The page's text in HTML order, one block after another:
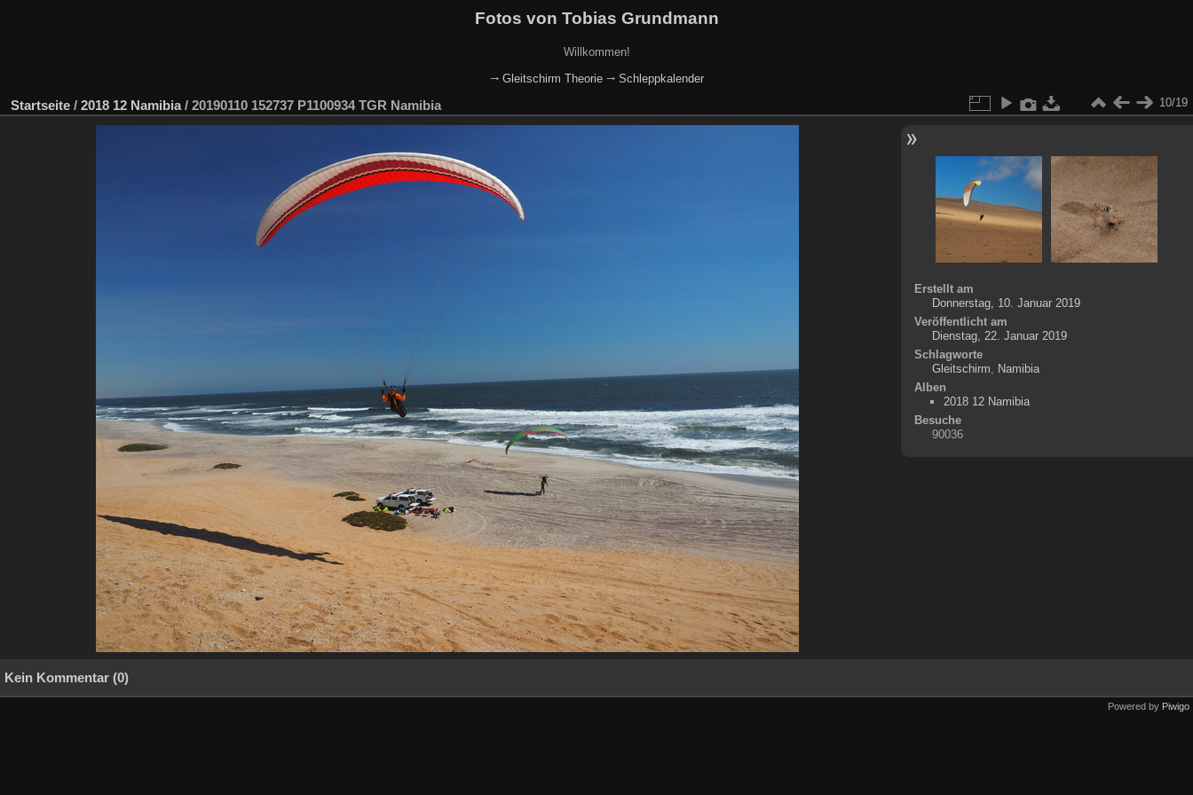
Fotos von Tobias Grundmann
Willkommen!
🠂 Gleitschirm Theorie 🠂 Schleppkalender
Startseite / 2018 12 Namibia/ 20190110 152737 P1100934 TGR Namibia 10/19
Erstellt am
Donnerstag, 10. Januar 2019
Veröffentlicht am
Dienstag, 22. Januar 2019
Schlagworte
Gleitschirm
Namibia
Alben
2018 12 Namibia
Besuche
90036
Kein Kommentar (0)
Powered by Piwigo